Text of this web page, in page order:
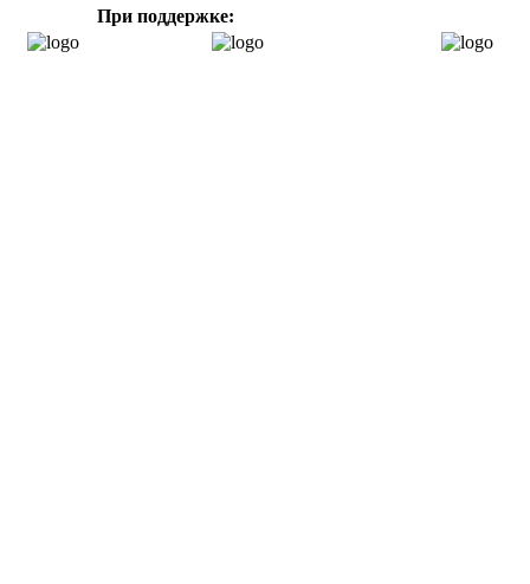
При поддержке: